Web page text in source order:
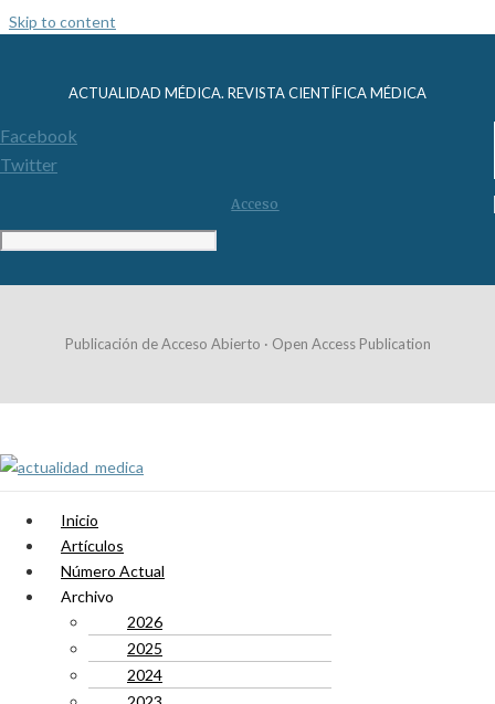
Skip to content
ACTUALIDAD MÉDICA. REVISTA CIENTÍFICA MÉDICA
Facebook
Twitter
Acceso
Publicación de Acceso Abierto · Open Access Publication
Inicio
Artículos
Número Actual
Archivo
2026
2025
2024